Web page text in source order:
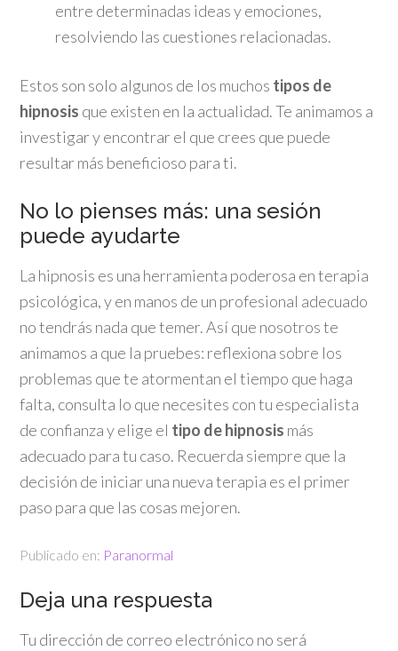
entre determinadas ideas y emociones,
resolviendo las cuestiones relacionadas.
Estos son solo algunos de los muchos tipos de
hipnosis que existen en la actualidad. Te animamos a
investigar y encontrar el que crees que puede
resultar más beneficioso para ti.
No lo pienses más: una sesión
puede ayudarte
La hipnosis es una herramienta poderosa en terapia
psicológica, y en manos de un profesional adecuado
no tendrás nada que temer. Así que nosotros te
animamos a que la pruebes: reflexiona sobre los
problemas que te atormentan el tiempo que haga
falta, consulta lo que necesites con tu especialista
de confianza y elige el tipo de hipnosis más
adecuado para tu caso. Recuerda siempre que la
decisión de iniciar una nueva terapia es el primer
paso para que las cosas mejoren.
Publicado en: Paranormal
Deja una respuesta
Tu dirección de correo electrónico no será